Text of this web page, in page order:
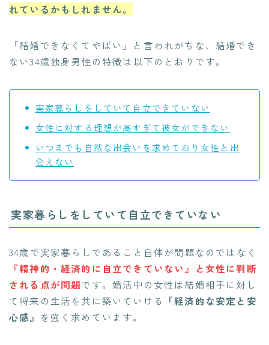
れているかもしれません。
「結婚できなくてやばい」と言われがちな、結婚でき
ない34歳独身男性の特徴は以下のとおりです。
実家暮らしをしていて自立できていない
女性に対する理想が高すぎて彼女ができない
いつまでも自然な出会いを求めており女性と出
会えない
実家暮らしをしていて自立できていない
34歳で実家暮らしであること自体が問題なのではなく
『精神的・経済的に自立できていない』と女性に判断
される点が問題です。婚活中の女性は結婚相手に対し
て将来の生活を共に築いていける 『経済的な安定と安
心感』 を強く求めています。